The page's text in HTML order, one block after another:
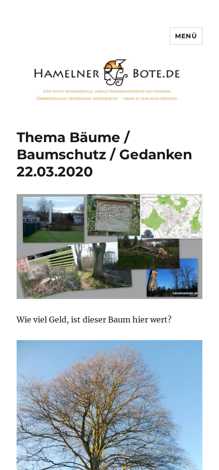
MENÜ
Thema Bäume /
Baumschutz / Gedanken
22.03.2020
Wie viel Geld, ist dieser Baum hier wert?